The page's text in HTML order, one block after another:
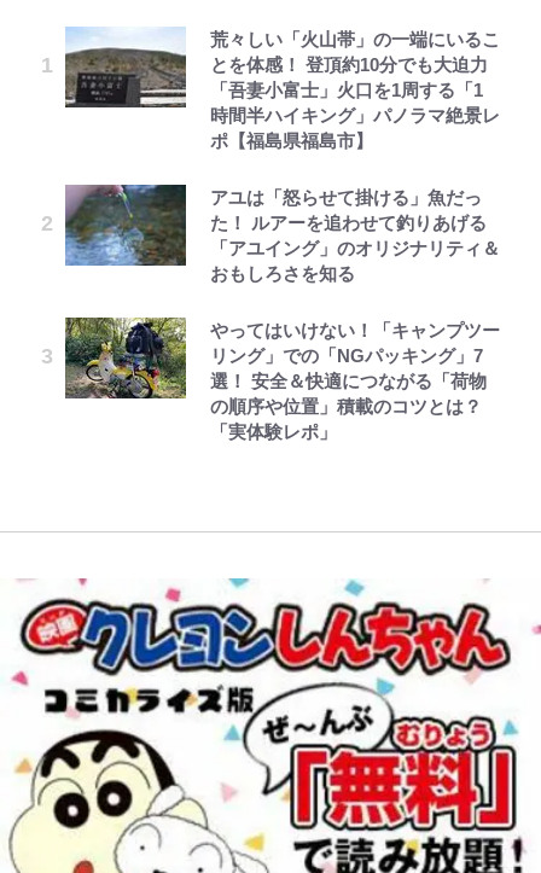
荒々しい「火山帯」の一端にいるこ
とを体感！ 登頂約10分でも大迫力
「吾妻小富士」火口を1周する「1
時間半ハイキング」パノラマ絶景レ
ポ【福島県福島市】
アユは「怒らせて掛ける」魚だっ
た！ ルアーを追わせて釣りあげる
「アユイング」のオリジナリティ＆
おもしろさを知る
やってはいけない！「キャンプツー
リング」での「NGパッキング」7
選！ 安全＆快適につながる「荷物
の順序や位置」積載のコツとは？
「実体験レポ」
千葉雄大、ほっそりイケメン近影に
「顔パンパンだったのに」反響 視
聴者が想った激変の納得理由
オダウエダ植田、「2年半で56kg
去の「めちゃ美人」写真も再び
「危ない」「やめて」第1子妊娠中
の田中みな実、ゴリゴリヒール着用
続々
「自分の絵ごと、このジャンルはそ
ろそろ終わりかな」江口寿史が炎上
を経て樋口毅宏に語ったこと
ファミマと『VIVANT』第2シーズ
頭”や限定グッズ登場にファン感激
「これは買うしかない！」
『ONE PIECE』今後の展開に絡ん
「神」エネルの月での展開に、元王
下七武海の謎めいた過去も…
でっかい男になりたいゾ
浅草は日本の心だゾ
ボンジュールでポンジュースだゾ
浦和と千葉の首をかしげる主力放
出、柏リカルドの下で新加入2人が
化ける！Jリーグに必要な外国人選
手は【Jリーグ開幕｢初めての秋春
制｣の大激論】(4)
W杯クオーター制への大反発か、
FIFA会長を追い詰めた｢欧州のボイ
コット｣と再選の行方【FIFA3兆円
の野望と2度のオウンゴール、来年
｢めーっちゃオシャじゃん｣中田英
寿やトッティも愛した名門ローマ、
新アウェイユニが大評判！｢カッコ
いい｣｢好きなデザイン｣｢今年は2nd
空の轍と大地の雲と 第1回
第3回 出版までの道のり・その2
レビュー『仮面家族』悠木シュン・
著
公式-ヒロインが来る前に妊娠しま
した~詰んだはずの悪役令嬢です
が、どうやら違うようです~ 第1話
公式-婚約破棄されたのでお掃除メ
溺愛されました 第27話(3)
公式-だって、あなたが浮気をした
から 第9話(1)
錦織一清の写真集はなぜ私服なの
か…高級ブランドをやめ等身大の自
分を表現する現在「ちゃんとおじい
ちゃんに」
事情』がある」…山尾志桜里が
SNSのバッシングにも向き合う理
由と独自メンタル術
戦…少年隊の分岐点と60代で挑む
映画監督作『僕は瞳に恋してる』